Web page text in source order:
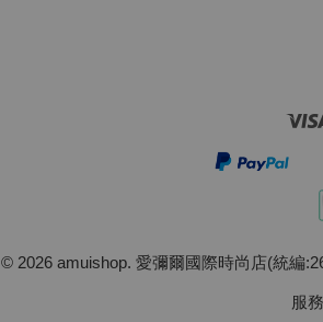
© 2026 amuishop. 愛彌爾國際時尚店(統編
服